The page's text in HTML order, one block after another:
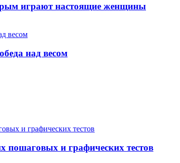
играют настоящие женщины
над весом
пошаговых и графических тестов